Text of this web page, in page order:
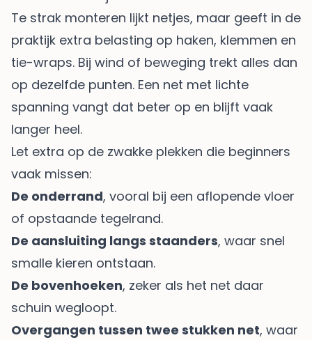
Te strak monteren lijkt netjes, maar geeft in de
praktijk extra belasting op haken, klemmen en
tie-wraps. Bij wind of beweging trekt alles dan
op dezelfde punten. Een net met lichte
spanning vangt dat beter op en blijft vaak
langer heel.
Let extra op de zwakke plekken die beginners
vaak missen:
De onderrand, vooral bij een aflopende vloer
of opstaande tegelrand.
De aansluiting langs staanders, waar snel
smalle kieren ontstaan.
De bovenhoeken, zeker als het net daar
schuin wegloopt.
Overgangen tussen twee stukken net, waar